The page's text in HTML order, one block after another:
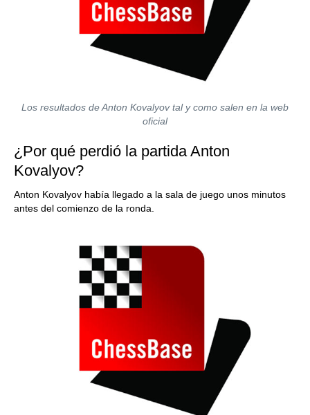
Los resultados de Anton Kovalyov tal y como salen en la web
oficial
¿Por qué perdió la partida Anton
Kovalyov?
Anton Kovalyov había llegado a la sala de juego unos minutos
antes del comienzo de la ronda.